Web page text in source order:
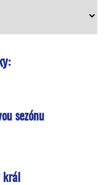
sezónu
král